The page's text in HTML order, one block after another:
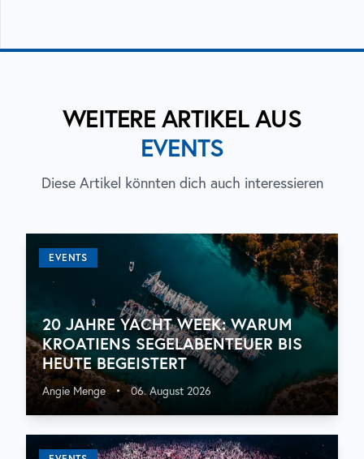
WEITERE ARTIKEL AUS
EVENTS
Diese Artikel könnten dich auch interessieren
EVENTS
20 JAHRE YACHT WEEK: WARUM
KROATIENS SEGELABENTEUER BIS
HEUTE BEGEISTERT
Angie Menge • 06. August 2026